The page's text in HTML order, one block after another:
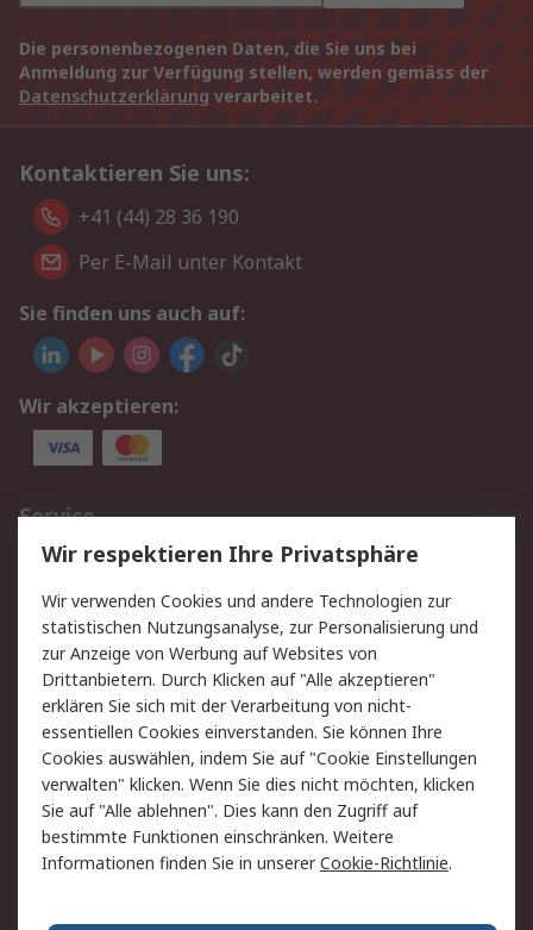
Die personenbezogenen Daten, die Sie uns bei
Anmeldung zur Verfügung stellen, werden gemäss der
Datenschutzerklärung verarbeitet.
Kontaktieren Sie uns:
+41 (44) 28 36 190
Per E-Mail unter Kontakt
Sie finden uns auch auf:
Wir akzeptieren:
Service
Value Added Services
Lieferlösungen
Rücksendungen
Kontakt
Hilfe
Rechtliches
AGB
Datenschutz
Cookie-Richtlinie
Zahlungsbedingungen
Copyright/Impressum
Über RS
Wir respektieren Ihre Privatsphäre
Wir verwenden Cookies und andere Technologien zur
statistischen Nutzungsanalyse, zur Personalisierung und
zur Anzeige von Werbung auf Websites von
Drittanbietern. Durch Klicken auf "Alle akzeptieren"
erklären Sie sich mit der Verarbeitung von nicht-
essentiellen Cookies einverstanden. Sie können Ihre
Cookies auswählen, indem Sie auf "Cookie Einstellungen
verwalten" klicken. Wenn Sie dies nicht möchten, klicken
Sie auf "Alle ablehnen". Dies kann den Zugriff auf
bestimmte Funktionen einschränken. Weitere
Informationen finden Sie in unsererCookie-Richtlinie.